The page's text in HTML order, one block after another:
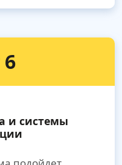
и системы